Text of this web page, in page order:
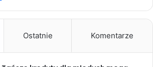
Ostatnie Komentarze